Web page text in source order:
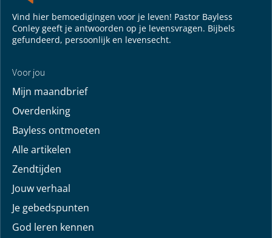
Vind hier bemoedigingen voor je leven! Pastor Bayless
Conley geeft je antwoorden op je levensvragen. Bijbels
gefundeerd, persoonlijk en levensecht.
Voor jou
Mijn maandbrief
Overdenking
Bayless ontmoeten
Alle artikelen
Zendtijden
Jouw verhaal
Je gebedspunten
God leren kennen